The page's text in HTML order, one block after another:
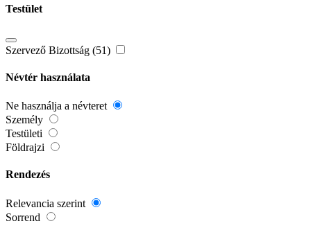
Testület
Szervező Bizottság (51)
Névtér használata
Ne használja a névteret
Személy
Testületi
Földrajzi
Rendezés
Relevancia szerint
Sorrend